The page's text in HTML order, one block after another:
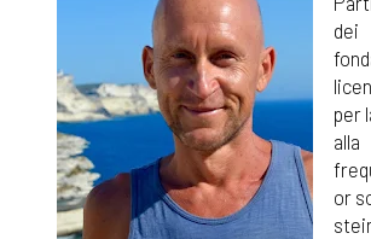
dei
per
or